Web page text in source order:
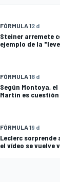
FÓRMULA 12 d
Steiner arremete
ejemplo de la
FÓRMULA 18 d
Según Montoya,
Martin es
FÓRMULA 19 d
Leclerc
el vídeo se vuelve